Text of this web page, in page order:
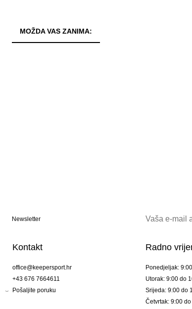
MOŽDA VAS ZANIMA:
Newsletter
Kontakt
office@keepersport.hr
+43 676 7664611
Pošaljite poruku
Radno
Ponedjeljak:
Utorak: 9:00 do
Srijeda: 9:00 do
Četvrtak: 9:00